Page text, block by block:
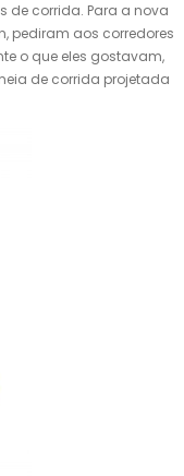
de corrida. Para a nova
pediram aos corredores
o que eles gostavam,
de corrida projetada